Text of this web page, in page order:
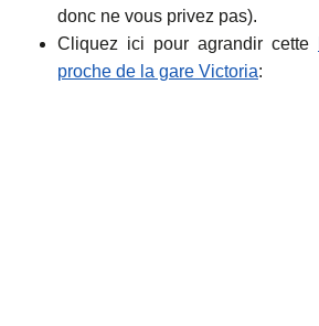
donc ne vous privez pas).
Cliquez ici pour agrandir cette
proche de la gare Victoria: